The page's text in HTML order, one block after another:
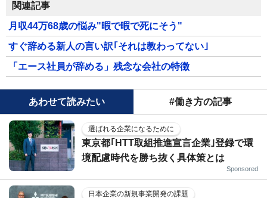
関連記事
月収44万68歳の悩み"暇で暇で死にそう"
すぐ辞める新人の言い訳｢それは教わってない｣
「エース社員が辞める」残念な会社の特徴
あわせて読みたい #働き方の記事
選ばれる企業になるために
東京都｢HTT取組推進宣言企業｣登録で環
境配慮時代を勝ち抜く具体策とは
Sponsored
日本企業の新規事業開発の課題